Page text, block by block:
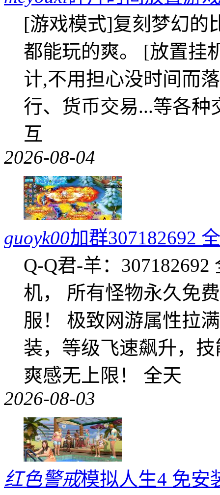
[游戏模式]复刻梦幻的
都能玩的爽。 [放置挂
计,不用担心没时间而
行、货币交易...等各
互
2026-08-04
guoyk00加群307182692
Q-Q君-羊：
机， 所有怪物永久免
服！ 极致网游属性拉
装，等级飞速飙升，
爽感无上限！ 全天
2026-08-03
红色警戒模拟人生4 免安